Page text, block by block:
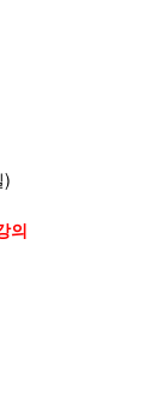
)
의